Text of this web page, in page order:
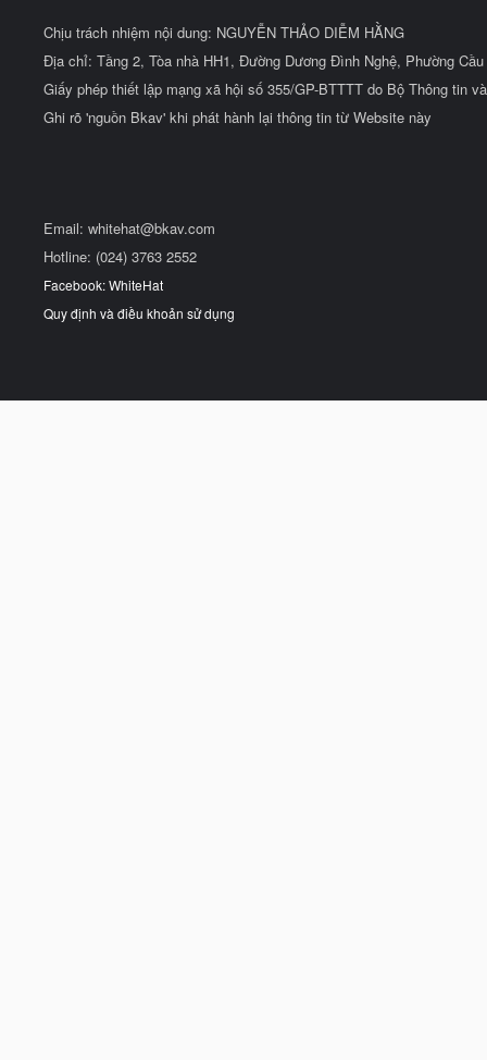
Chịu trách nhiệm nội dung: NGUYỄN THẢO DIỄM HẰNG
Địa chỉ: Tầng 2, Tòa nhà HH1, Đường Dương Đình Nghệ, Phường
Giấy phép thiết lập mạng xã hội số 355/GP-BTTTT do Bộ Thông tin
Ghi rõ 'nguồn Bkav' khi phát hành lại thông tin từ Website này
Email: whitehat@bkav.com
Hotline: (024) 3763 2552
Facebook: WhiteHat
Quy định và điều khoản sử dụng